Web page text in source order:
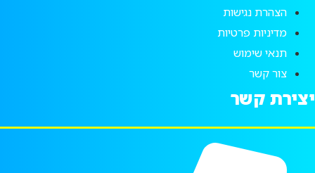
הצהרת נגישות
מדיניות פרטיות
תנאי שימוש
צור קשר
יצירת קשר